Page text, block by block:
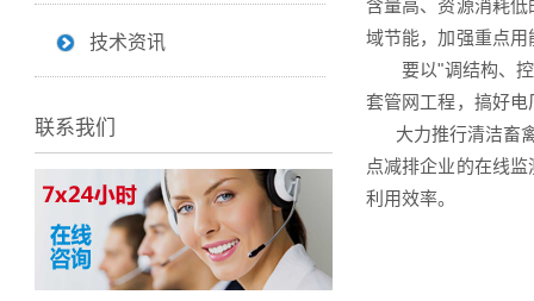
含量高、资源消耗
域节能，加强重点
要以"调结构、控
套管网工程，搞好
大力推行清洁畜禽
点减排企业的在线
利用效率。
技术资讯
联系我们